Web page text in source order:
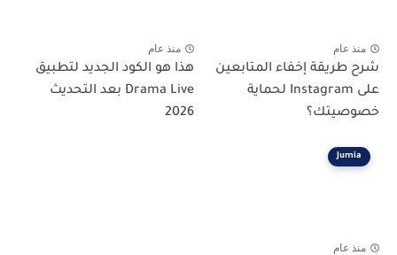
منذ عام
شرح طريقة إخفاء المتابعين
على Instagram لحماية
خصوصيتك؟
منذ عام
هذا هو الكود الجديد لتطبيق
Drama Live بعد التحديث
2026
Jumia
منذ عام